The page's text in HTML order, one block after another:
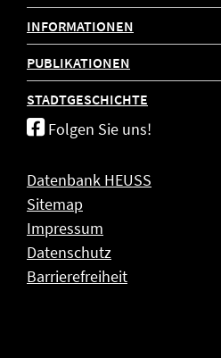
INFORMATIONEN
PUBLIKATIONEN
STADTGESCHICHTE
Folgen Sie uns!
Datenbank HEUSS
Sitemap
Impressum
Datenschutz
Barrierefreiheit